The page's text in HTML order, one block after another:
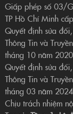
Giấp phép số 03/
TP Hồ Chí Minh
Quyết định sửa
Thông Tin và
tháng 10 năm 2020
Quyết định sửa
Thông Tin và
tháng 03 năm 2024
Chịu trách nhiệm